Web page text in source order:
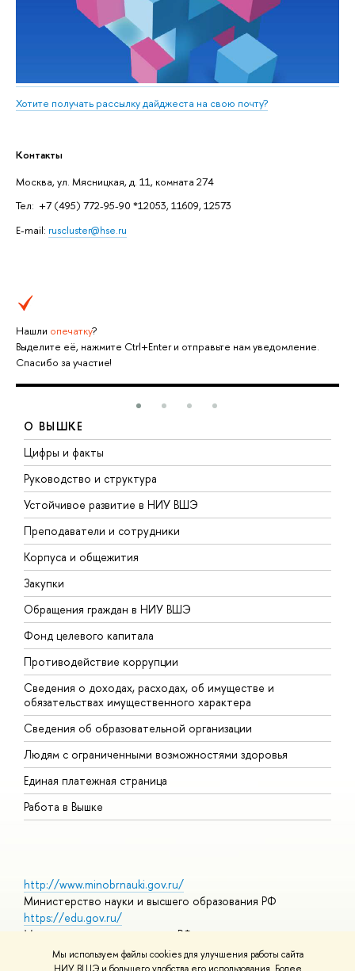
Мы используем файлы cookies для улучшения работы сайта
Хотите получать рассылку дайджеста на свою почту?
Контакты
Москва, ул. Мясницкая, д. 11, комната 274
Тел: +7 (495) 772-95-90 *12053, 11609, 12573
E-mail: ruscluster@hse.ru
Нашли опечатку?
Выделите её, нажмите Ctrl+Enter и отправьте нам уведомление.
Спасибо за участие!
О ВЫШКЕ
Цифры и факты
Руководство и структура
Устойчивое развитие в НИУ ВШЭ
Преподаватели и сотрудники
Корпуса и общежития
Закупки
Обращения граждан в НИУ ВШЭ
Фонд целевого капитала
Противодействие коррупции
Сведения о доходах, расходах, об имуществе и
обязательствах имущественного характера
Сведения об образовательной организации
Людям с ограниченными возможностями здоровья
Единая платежная страница
Работа в Вышке
http://www.minobrnauki.gov.ru/
Министерство науки и высшего образования РФ
https://edu.gov.ru/
Министерство просвещения РФ
https://elearning.hse.ru/mooc
Массовые открытые онлайн-курсы